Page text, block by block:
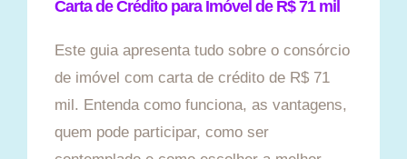
Carta de Crédito para Imóvel de R$ 71 mil
Este guia apresenta tudo sobre o consórcio
de imóvel com carta de crédito de R$ 71
mil. Entenda como funciona, as vantagens,
quem pode participar, como ser